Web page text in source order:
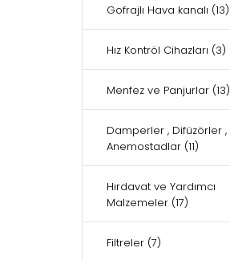
Gofrajlı Hava kanalı (13)
Hız Kontröl Cihazları (3)
Menfez ve Panjurlar (13)
Damperler , Difüzörler ,
Anemostadlar (11)
Hırdavat ve Yardımcı
Malzemeler (17)
Filtreler (7)